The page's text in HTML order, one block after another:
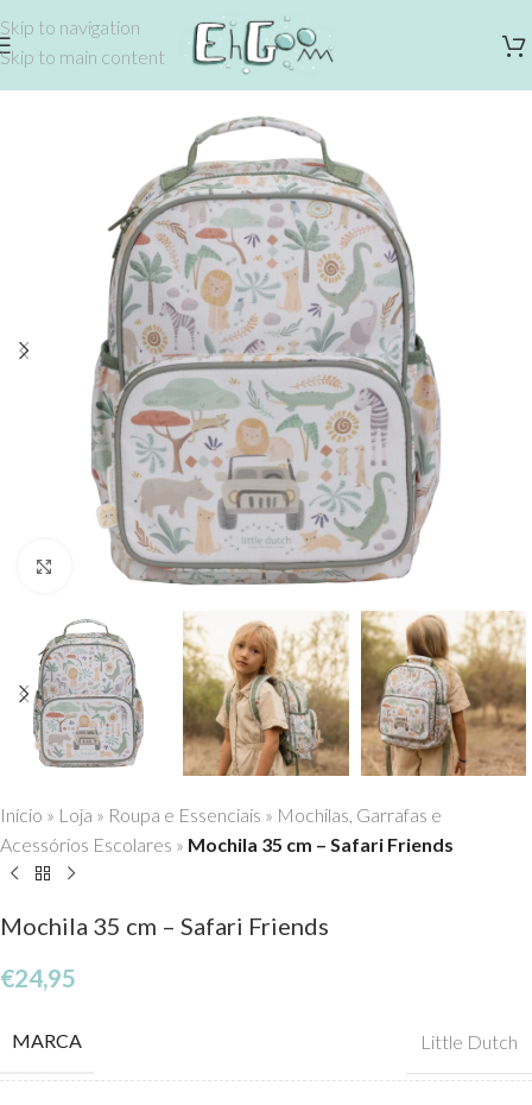
Skip to navigation
Skip to main content
Click to enlarge
Início » Loja » Roupa e Essenciais » Mochilas, Garrafas e
Acessórios Escolares » Mochila 35 cm – Safari Friends
Mochila 35 cm – Safari Friends
€24,95
MARCA Little Dutch